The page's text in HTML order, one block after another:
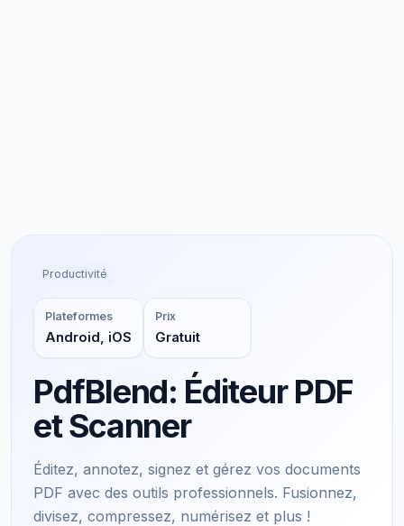
Productivité
Plateformes
Android, iOS
Prix
Gratuit
PdfBlend: Éditeur PDF
et Scanner
Éditez, annotez, signez et gérez vos documents
PDF avec des outils professionnels. Fusionnez,
divisez, compressez, numérisez et plus !